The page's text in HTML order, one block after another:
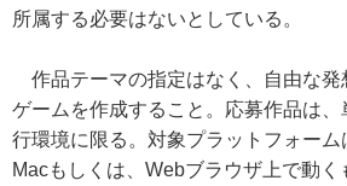
所属する必要はないとしている。
作品テーマの指定はなく、自由な発
ゲームを作成すること。応募作品は
行環境に限る。対象プラットフォーム
Macもしくは、Webブラウザ上で動く